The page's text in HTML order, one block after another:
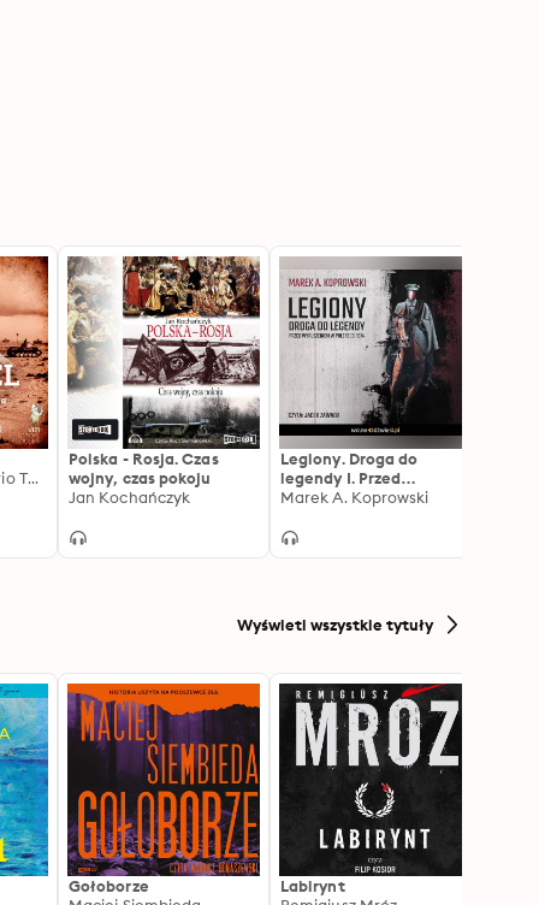
Lucas Pavetto, Mario Tancredi, Giusy Bausilio
Polska - Rosja. Czas
wojny, czas pokoju
Jan Kochańczyk
Legiony. Droga do
legendy I. Przed
wyruszeniem w pole 1906
Marek A. Koprowski
Wyświetl wszystkie tytuły
Gołoborze
Labirynt